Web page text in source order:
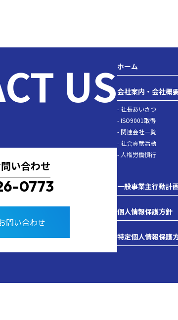
US
い合わせ
0773
問い合わせ
ホーム
会社案内・会社概
- 社長あいさつ
- ISO9001取得
- 関連会社一覧
- 社会貢献活動
- 人権労働慣行
一般事業主行動計
個人情報保護方針
特定個人情報保護